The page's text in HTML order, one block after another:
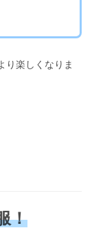
り楽しくなりま
！